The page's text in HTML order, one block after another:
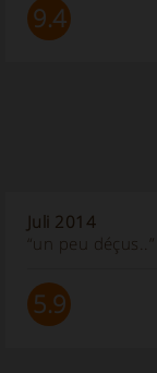
9.4
Juli 2014
“un peu déçus..”
5.9